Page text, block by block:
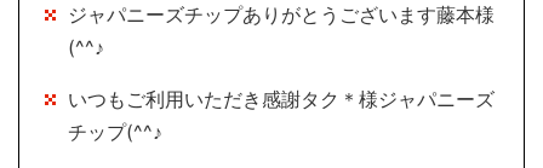
ジャパニーズチップありがとうございます藤本様
(^^♪
いつもご利用いただき感謝タク＊様ジャパニーズ
チップ(^^♪